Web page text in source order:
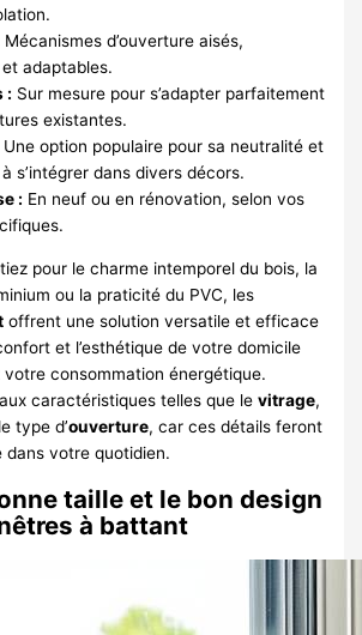
Mécanismes d’ouverture aisés,
adaptables.
: Sur mesure pour s’adapter parfaitement
existantes.
Une option populaire pour sa neutralité et
s’intégrer dans divers décors.
: En neuf ou en rénovation, selon vos
pour le charme intemporel du bois, la
ou la praticité du PVC, les
offrent une solution versatile et efficace
et l’esthétique de votre domicile
consommation énergétique.
caractéristiques telles que levitrage,
type d’ouverture, car ces détails feront
votre quotidien.
taille et le bon design
à battant